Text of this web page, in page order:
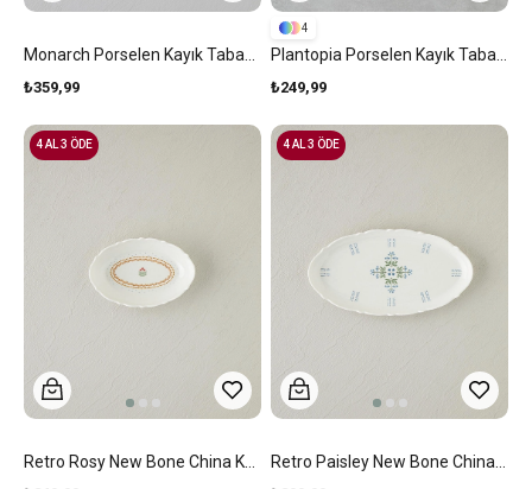
₺359,99 ₺249,99
4
4 AL 3 ÖDE 4 AL 3 ÖDE